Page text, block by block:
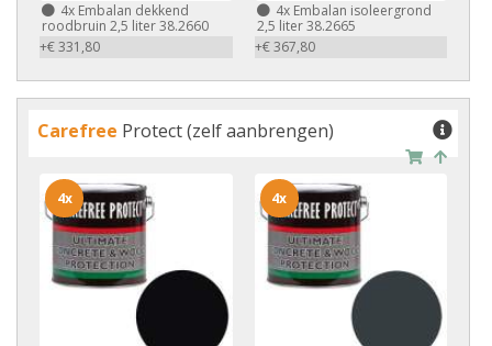
4x Embalan dekkend
roodbruin 2,5 liter 38.2660
+€ 331,80
4xEmbalan isoleergrond
2,5 liter 38.2665
+€ 367,80
Carefree Protect (zelf aanbrengen)
4x 4x